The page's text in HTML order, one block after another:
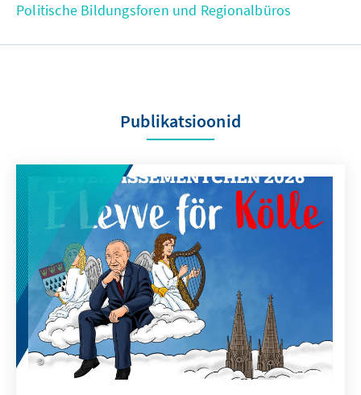
Politische Bildungsforen und Regionalbüros
Publikatsioonid